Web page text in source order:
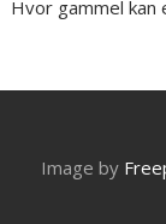
Hvor gammel kan
Image by